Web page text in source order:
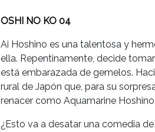
OSHI NO KO 04
Ai Hoshino es una talentosa y
ella. Repentinamente, decide
está embarazada de gemelos.
rural de Japón que, para su
renacer como Aquamarine
¿Esto va a desatar una comedia